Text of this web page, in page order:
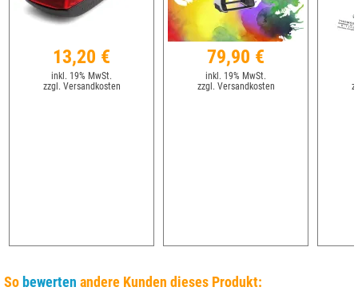
13,20 €
inkl. 19% MwSt.
zzgl. Versandkosten
79,90 €
inkl. 19% MwSt.
zzgl. Versandkosten
So bewerten andere Kunden dieses Produkt: